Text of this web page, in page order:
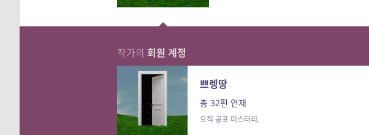
작가의 회원 계정
쁘렝땅
총 32편 연재
오직 공포 미스터리.